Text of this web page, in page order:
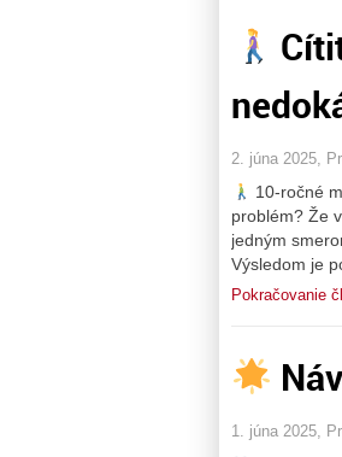
2. júna 2025,
10-ročné
problém? Že
jedným
Výsledom je
Pokračovanie
1. júna 2025,